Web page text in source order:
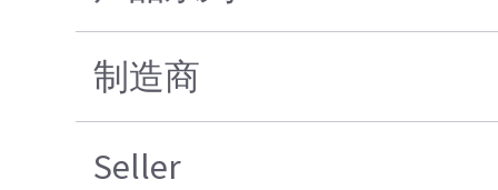
制造商
Seller